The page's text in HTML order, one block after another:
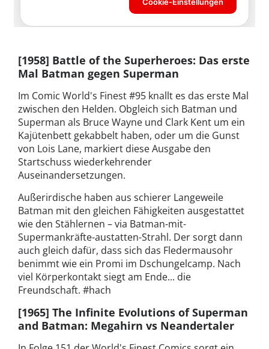
[1958] Battle of the Superheroes: Das erste
Mal Batman gegen Superman
Im Comic World's Finest #95 knallt es das erste Mal
zwischen den Helden. Obgleich sich Batman und
Superman als Bruce Wayne und Clark Kent um ein
Kajütenbett gekabbelt haben, oder um die Gunst
von Lois Lane, markiert diese Ausgabe den
Startschuss wiederkehrender
Auseinandersetzungen.
Außerirdische haben aus schierer Langeweile
Batman mit den gleichen Fähigkeiten ausgestattet
wie den Stählernen – via Batman-mit-
Supermankräfte-austatten-Strahl. Der sorgt dann
auch gleich dafür, dass sich das Fledermausohr
benimmt wie ein Promi im Dschungelcamp. Nach
viel Körperkontakt siegt am Ende... die
Freundschaft. #hach
[1965] The Infinite Evolutions of Superman
and Batman: Megahirn vs Neandertaler